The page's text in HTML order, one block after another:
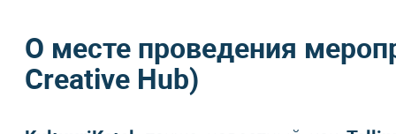
О месте проведения
Creative Hub)